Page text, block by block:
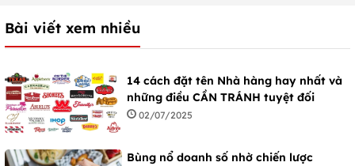
Bài viết xem nhiều
14 cách đặt tên Nhà hàng hay nhất và
những điều CẦN TRÁNH tuyệt đối
02/07/2025
Bùng nổ doanh số nhờ chiến lược